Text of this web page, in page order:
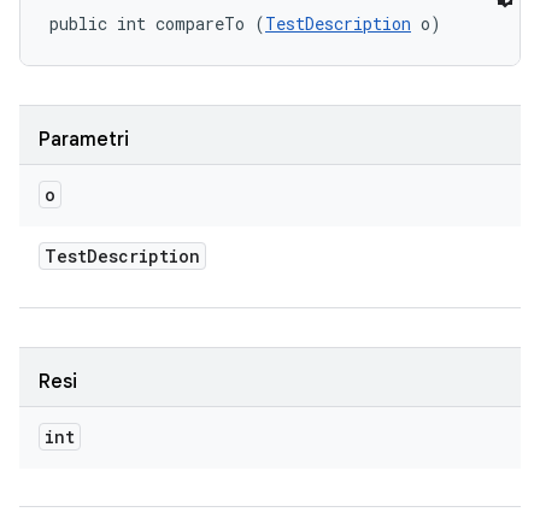
public int compareTo (TestDescription o)
Parametri
o
TestDescription
Resi
int